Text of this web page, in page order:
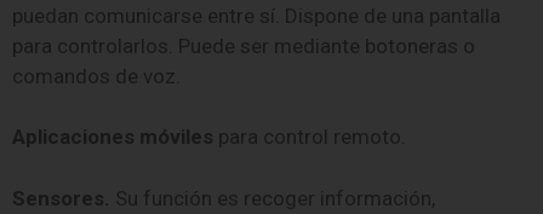
puedan comunicarse entre sí. Dispone de una pantalla
para controlarlos. Puede ser mediante botoneras o
comandos de voz.
Aplicaciones móviles para control remoto.
Sensores. Su función es recoger información,